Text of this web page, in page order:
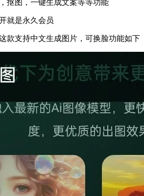
抠图，一键生成文案等等功能
就是永久会员
款支持中文生成图片，可换脸功能如下